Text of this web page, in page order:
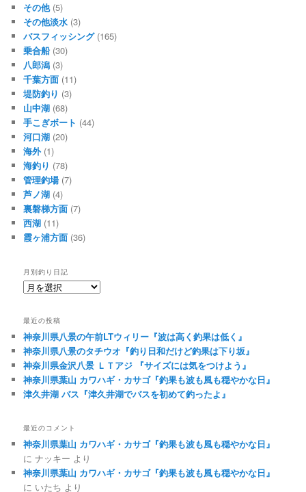
その他(5)
その他淡水 (3)
バスフィッシング(165)
乗合船 (30)
八郎潟 (3)
千葉方面 (11)
堤防釣り (3)
山中湖 (68)
手こぎボート (44)
河口湖 (20)
海外(1)
海釣り (78)
管理釣場(7)
芦ノ湖 (4)
裏磐梯方面 (7)
西湖 (11)
霞ヶ浦方面 (36)
月別釣り日記
月
り
日
記
最近の投稿
神奈川県八景の午前LTウィリー『波は高く釣果は低く』
神奈川県八景のタチウオ『釣り日和だけど釣果は下り坂』
神奈川県金沢八景 ＬＴアジ 『サイズには気をつけよう』
神奈川県葉山 カワハギ・カサゴ『釣果も波も風も穏やかな日』
津久井湖 バス『津久井湖でバスを初めて釣ったよ』
最近のコメント
神奈川県葉山 カワハギ・カサゴ『釣果も波も風も穏やかな日』
にナッキー より
神奈川県葉山 カワハギ・カサゴ『釣果も波も風も穏やかな日』
に いたち より